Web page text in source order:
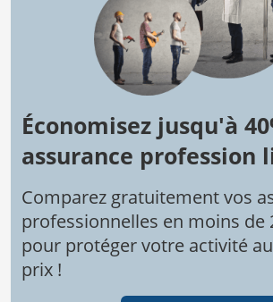
Économisez jusqu'à
assurance profession
Comparez gratuitement vos
professionnelles en moins de
pour protéger votre activité
prix !